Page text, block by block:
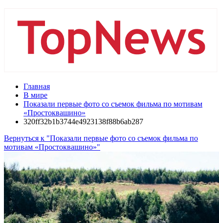
Главная
В мире
Показали первые фото со съемок фильма по мотивам
«Простоквашино»
320ff32b1b3744e4923138f88b6ab287
Вернуться к "Показали первые фото со съемок фильма по
мотивам «Простоквашино»"